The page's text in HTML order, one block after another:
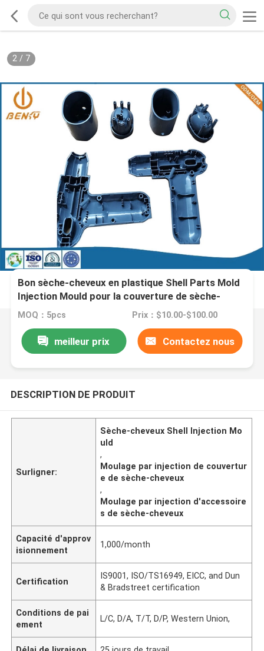
2/ 7
Bon sèche-cheveux en plastique Shell Parts Mold
Injection Mould pour la couverture de sèche-
cheveux
MOQ：5pcs Prix：$10.00-$100.00
meilleur prix Contactez nous
DESCRIPTION DE PRODUIT
Surligner:
Sèche-cheveux Shell Injection Mo
uld
,
Moulage par injection de couvertur
e de sèche-cheveux
,
Moulage par injection d'accessoire
s de sèche-cheveux
Capacité d'approv
isionnement
1,000/month
Certification
IS9001, ISO/TS16949, EICC, and Dun
& Bradstreet certification
Conditions de pai
ement
L/C, D/A, T/T, D/P, Western Union,